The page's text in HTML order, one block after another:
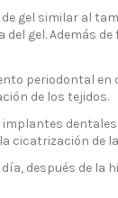
gel similar al
del gel. Además
periodontal en
de los tejidos.
implantes
cicatrización de
después de la